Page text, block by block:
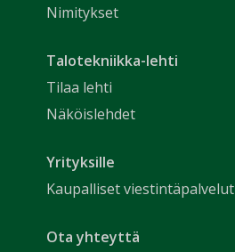
Nimitykset
Talotekniikka-lehti
Tilaa lehti
Näköislehdet
Yrityksille
Kaupalliset viestintäpalvelut
Ota yhteyttä